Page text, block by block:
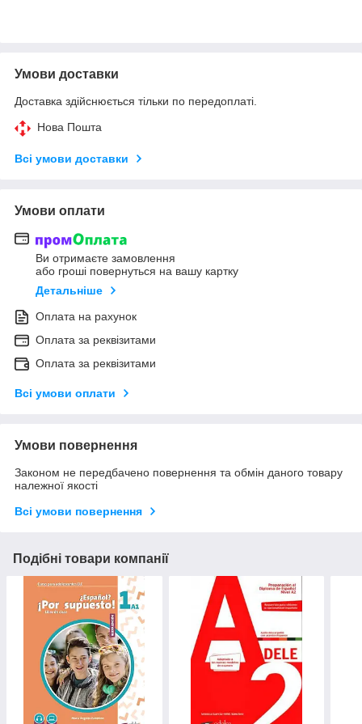
Умови доставки
Доставка здійснюється тільки по передоплаті.
Нова Пошта
Всі умови доставки
Умови оплати
Ви отримаєте замовлення
або гроші повернуться на вашу картку
Детальніше
Оплата на рахунок
Оплата за реквізитами
Оплата за реквізитами
Всі умови оплати
Умови повернення
Законом не передбачено повернення та обмін даного товару
належної якості
Всі умови повернення
Подібні товари компанії